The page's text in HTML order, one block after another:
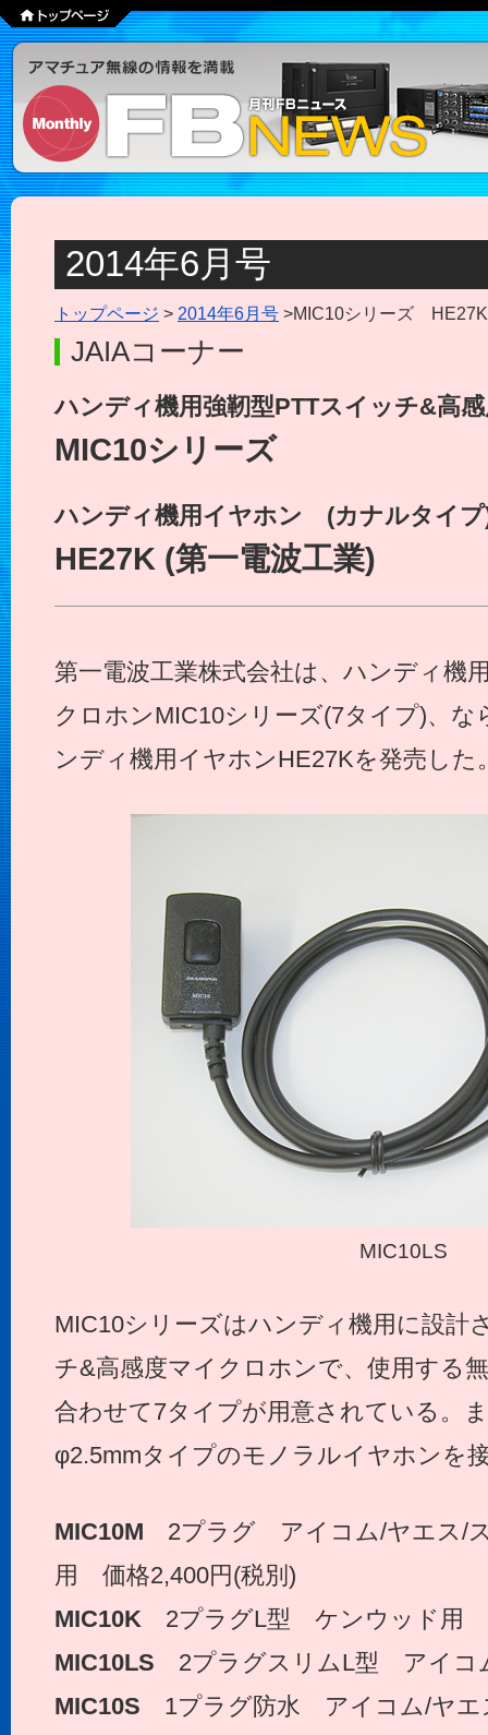
2014年6月号
トップページ > 2014年6月号 >MIC10シリーズ
JAIAコーナー
ハンディ機用強靭型PTTスイッチ&高
MIC10シリーズ
ハンディ機用イヤホン (カナルタイ
HE27K (第一電波工業)
第一電波工業株式会社は、ハンディ機
クロホンMIC10シリーズ(7タイプ)、
ンディ機用イヤホンHE27Kを発売した
MIC10LS
MIC10シリーズはハンディ機用に設計
チ&高感度マイクロホンで、使用する
合わせて7タイプが用意されている。
φ2.5mmタイプのモノラルイヤホンを
MIC10M 2プラグ アイコム/ヤエス/
用 価格2,400円(税別)
MIC10K 2プラグL型 ケンウッド用
MIC10LS 2プラグスリムL型 アイコ
MIC10S 1プラグ防水 アイコム/ヤエ